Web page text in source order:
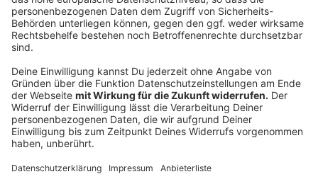
Regierungssprecherin Ulrike Demmer.
Anzeige
Viele wollen aber offenbar die App nicht benutzen.
Gründe dafür seien vor allem Bedenken beim
Datenschutz und der Überwachung. Die App wird aber
mit Sicherheit nicht jedem Bürger vorgeschrieben: "Da
warnen kann und so dabei hilft, dass sich Bürgerinnen